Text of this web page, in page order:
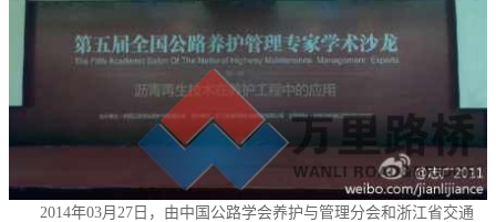
2014年03月27日，由中国公路学会养护与管理分会和浙江省交通